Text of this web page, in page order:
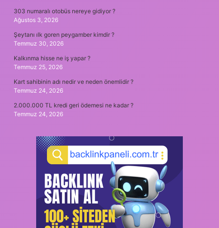
303 numaralı otobüs nereye gidiyor ?
Ağustos 3, 2026
Şeytanı ılk goren peygamber kimdir ?
Temmuz 30, 2026
Kalkınma hisse ne iş yapar ?
Temmuz 25, 2026
Kart sahibinin adı nedir ve neden önemlidir ?
Temmuz 24, 2026
2.000.000 TL kredi geri ödemesi ne kadar ?
Temmuz 24, 2026